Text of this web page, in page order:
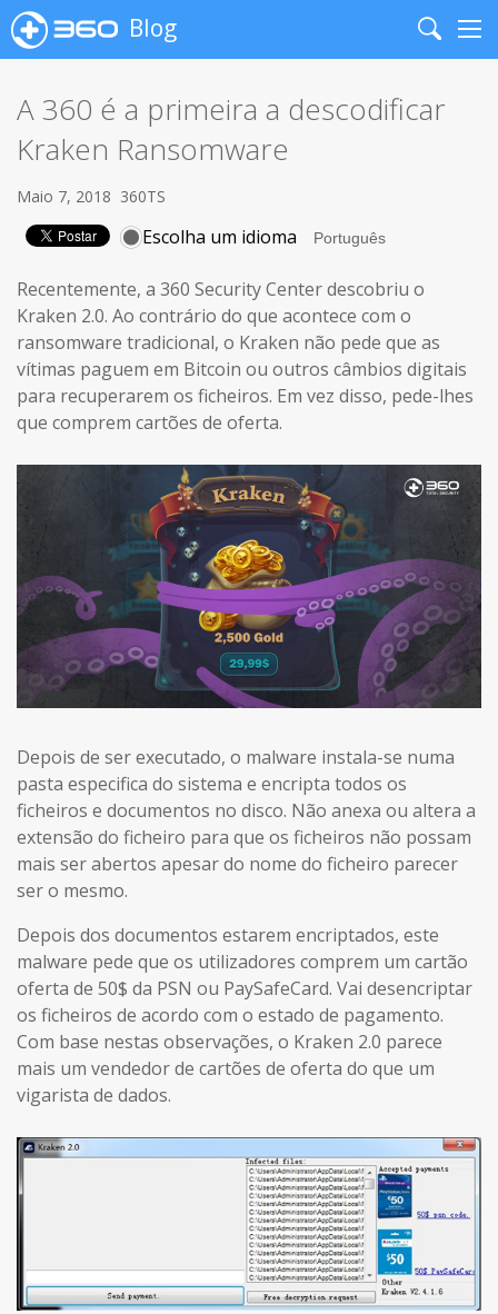
Blog
Search
A 360 é a primeira a descodificar
Kraken Ransomware
Maio 7, 2018 360TS
Escolha um idioma
Recentemente, a 360 Security Center descobriu o
Kraken 2.0. Ao contrário do que acontece com o
ransomware tradicional, o Kraken não pede que as
vítimas paguem em Bitcoin ou outros câmbios digitais
para recuperarem os ficheiros. Em vez disso, pede-lhes
que comprem cartões de oferta.
Depois de ser executado, o malware instala-se numa
pasta especifica do sistema e encripta todos os
ficheiros e documentos no disco. Não anexa ou altera a
extensão do ficheiro para que os ficheiros não possam
mais ser abertos apesar do nome do ficheiro parecer
ser o mesmo.
Depois dos documentos estarem encriptados, este
malware pede que os utilizadores comprem um cartão
oferta de 50$ da PSN ou PaySafeCard. Vai desencriptar
os ficheiros de acordo com o estado de pagamento.
Com base nestas observações, o Kraken 2.0 parece
mais um vendedor de cartões de oferta do que um
vigarista de dados.